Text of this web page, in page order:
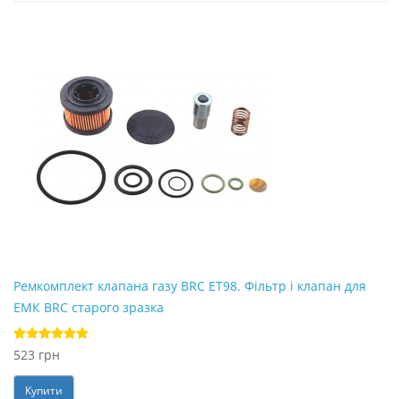
Ремкомплект клапана газу BRC ET98. Фільтр і клапан для
ЕМК BRC старого зразка
523 грн
Купити